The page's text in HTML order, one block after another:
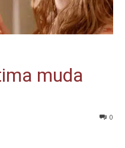
muda
0